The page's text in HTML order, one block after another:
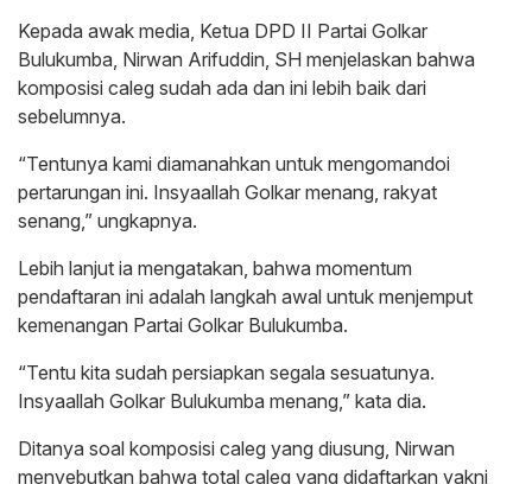
Kepada awak media, Ketua DPD II Partai Golkar
Bulukumba, Nirwan Arifuddin, SH menjelaskan bahwa
komposisi caleg sudah ada dan ini lebih baik dari
sebelumnya.
“Tentunya kami diamanahkan untuk mengomandoi
pertarungan ini. Insyaallah Golkar menang, rakyat
senang,” ungkapnya.
Lebih lanjut ia mengatakan, bahwa momentum
pendaftaran ini adalah langkah awal untuk menjemput
kemenangan Partai Golkar Bulukumba.
“Tentu kita sudah persiapkan segala sesuatunya.
Insyaallah Golkar Bulukumba menang,” kata dia.
Ditanya soal komposisi caleg yang diusung, Nirwan
menyebutkan bahwa total caleg yang didaftarkan yakni